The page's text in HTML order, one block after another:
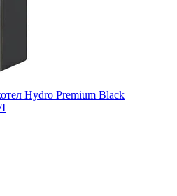
Hydro Premium Black